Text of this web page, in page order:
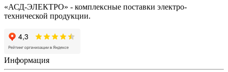
«АСД-ЭЛЕКТРО» - комплексные поставки электро-
технической продукции.
Информация